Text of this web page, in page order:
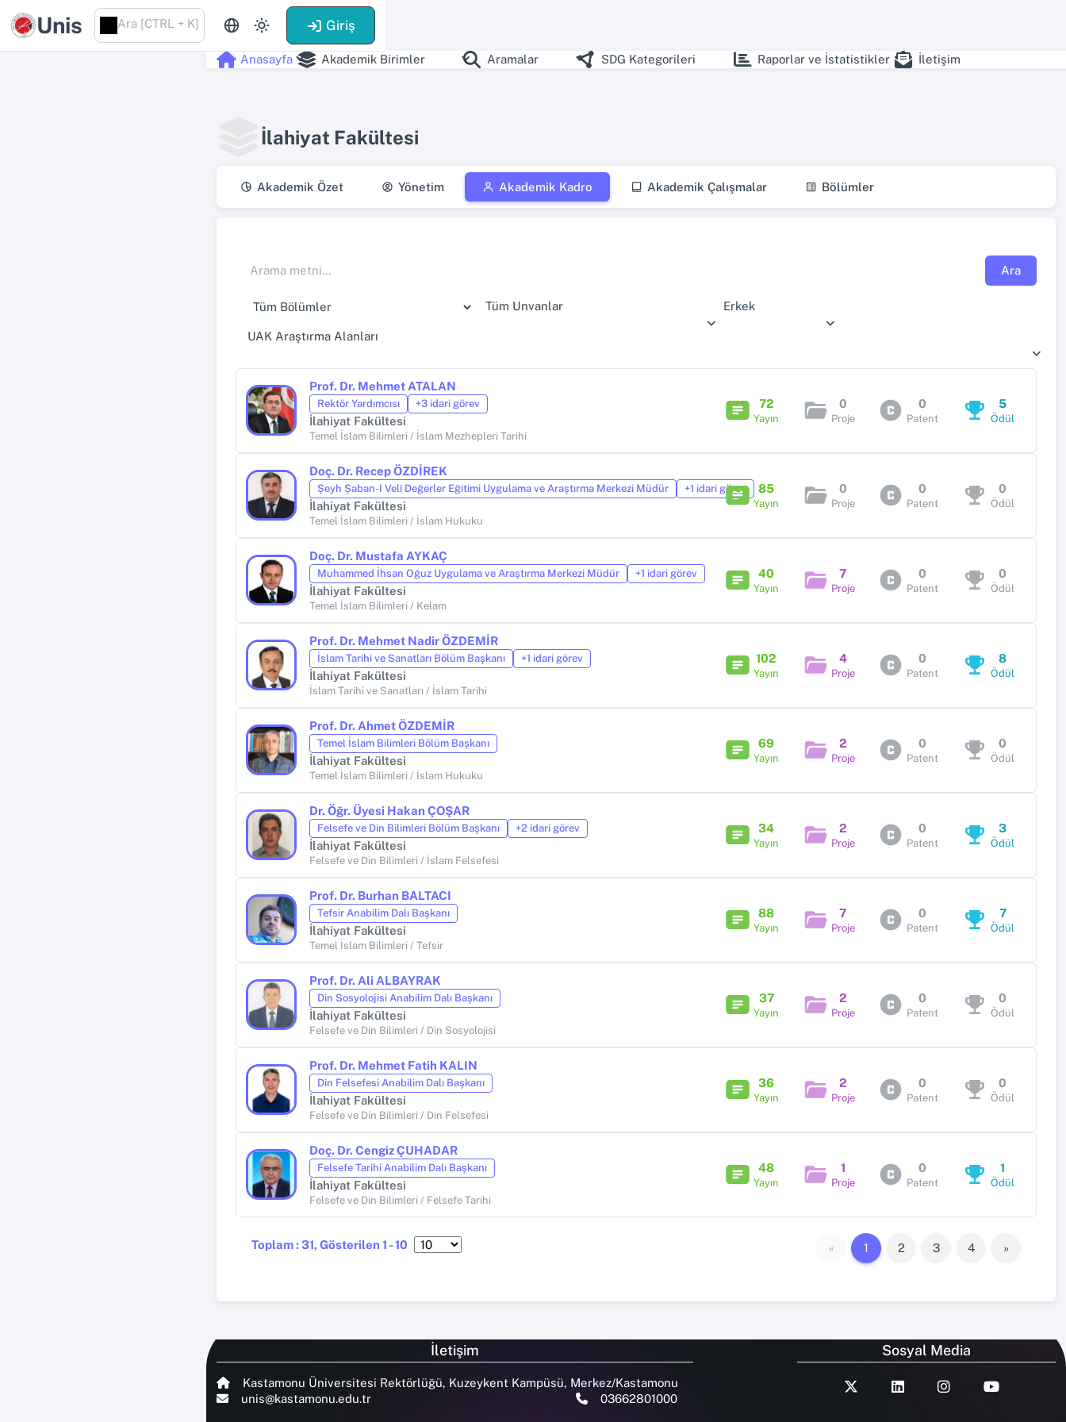
Unis Ara [CTRL + K] Giriş
Anasayfa Akademik Birimler Aramalar SDG Kategorileri Raporlar ve İstatistikler İletişim
İlahiyat Fakültesi
Akademik Özet Yönetim Akademik Kadro Akademik Çalışmalar Bölümler
Ara
Tüm Unvanlar Erkek
UAK Araştırma Alanları
Prof. Dr. Mehmet ATALAN
Rektör Yardımcısı +3 idari görev
İlahiyat Fakültesi
Temel İslam Bilimleri / İslam Mezhepleri Tarihi
72
Yayın
0
Proje
0
Patent
5
Ödül
Doç. Dr. Recep ÖZDİREK
Şeyh Şaban-I Velî Değerler Eğitimi Uygulama ve Araştırma Merkezi Müdür +1 idari görev
İlahiyat Fakültesi
Temel İslam Bilimleri / İslam Hukuku
85
Yayın
0
Proje
0
Patent
0
Ödül
Doç. Dr. Mustafa AYKAÇ
Muhammed İhsan Oğuz Uygulama ve Araştırma Merkezi Müdür +1 idari görev
İlahiyat Fakültesi
Temel İslam Bilimleri / Kelam
40
Yayın
7
Proje
0
Patent
0
Ödül
Prof. Dr. Mehmet Nadir ÖZDEMİR
İslam Tarihi ve Sanatları Bölüm Başkanı +1 idari görev
İlahiyat Fakültesi
İslam Tarihi ve Sanatları / İslam Tarihi
102
Yayın
4
Proje
0
Patent
8
Ödül
Prof. Dr. Ahmet ÖZDEMİR
Temel İslam Bilimleri Bölüm Başkanı
İlahiyat Fakültesi
Temel İslam Bilimleri / İslam Hukuku
69
Yayın
2
Proje
0
Patent
0
Ödül
Dr. Öğr. Üyesi Hakan ÇOŞAR
Felsefe ve Din Bilimleri Bölüm Başkanı +2 idari görev
İlahiyat Fakültesi
Felsefe ve Din Bilimleri / İslam Felsefesi
34
Yayın
2
Proje
0
Patent
3
Ödül
Prof. Dr. Burhan BALTACI
Tefsir Anabilim Dalı Başkanı
İlahiyat Fakültesi
Temel İslam Bilimleri / Tefsir
88
Yayın
7
Proje
0
Patent
7
Ödül
Prof. Dr. Ali ALBAYRAK
Din Sosyolojisi Anabilim Dalı Başkanı
İlahiyat Fakültesi
Felsefe ve Din Bilimleri / Din Sosyolojisi
37
Yayın
2
Proje
0
Patent
0
Ödül
Prof. Dr. Mehmet Fatih KALIN
Din Felsefesi Anabilim Dalı Başkanı
İlahiyat Fakültesi
Felsefe ve Din Bilimleri / Din Felsefesi
36
Yayın
2
Proje
0
Patent
0
Ödül
Doç. Dr. Cengiz ÇUHADAR
Felsefe Tarihi Anabilim Dalı Başkanı
İlahiyat Fakültesi
Felsefe ve Din Bilimleri / Felsefe Tarihi
48
Yayın
1
Proje
0
Patent
1
Ödül
Toplam : 31, Gösterilen 1 - 10 « 1 2 3 4 »
İletişim
Kastamonu Üniversitesi Rektörlüğü, Kuzeykent Kampüsü, Merkez/Kastamonu
unis@kastamonu.edu.tr
03662801000
Sosyal Media